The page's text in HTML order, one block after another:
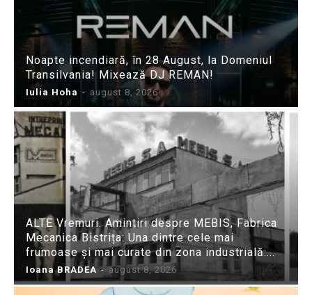
Noapte incendiară, în 28 August, la Domeniul
Transilvania! Mixează DJ REMAN!
Iulia Hoha - august 8, 2026
ALTE Vremuri. Amintiri despre MEBIS, Fabrica
Mecanica Bistrița: Una dintre cele mai
frumoase și mai curate din zona industrială:...
Ioana BRADEA - august 8, 2026